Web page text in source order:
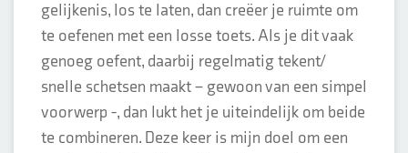
gelijkenis, los te laten, dan creëer je ruimte om
te oefenen met een losse toets. Als je dit vaak
genoeg oefent, daarbij regelmatig tekent/
snelle schetsen maakt – gewoon van een simpel
voorwerp -, dan lukt het je uiteindelijk om beide
te combineren. Deze keer is mijn doel om een